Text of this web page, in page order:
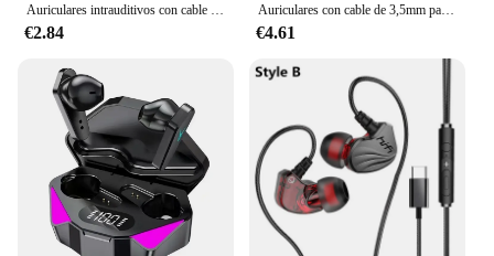
€2.84
Auriculares con cable de 3,5mm para videojuegos, cascos con micrófono ajustable de 120 °, estéreo de graves para PC, PS4, PS5, Xbox, Smartphone y portátil
€4.61